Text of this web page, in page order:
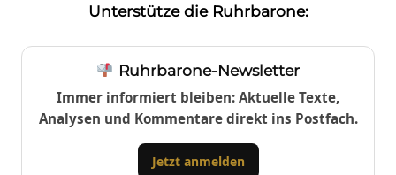
Unterstütze die Ruhrbarone:
Ruhrbarone-Newsletter
Immer informiert bleiben: Aktuelle Texte,
Analysen und Kommentare direkt ins Postfach.
Jetzt anmelden